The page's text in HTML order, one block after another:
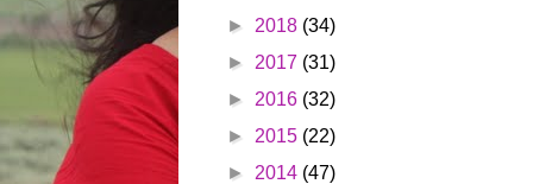
► 2018 (34)
► 2017 (31)
► 2016 (32)
► 2015 (22)
► 2014 (47)